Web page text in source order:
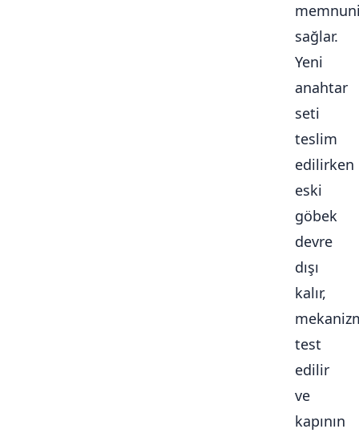
sağlar.
Yeni
anahtar
seti
teslim
edilirken
eski
göbek
devre
dışı
kalır,
test
edilir
ve
kapının